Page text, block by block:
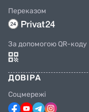
Переказом
За допомогою QR-коду
ДОВІРА
Соцмережі